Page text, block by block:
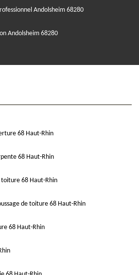
Andolsheim 68280
Andolsheim 68280
68 Haut-Rhin
68 Haut-Rhin
68 Haut-Rhin
de toiture 68 Haut-Rhin
68 Haut-Rhin